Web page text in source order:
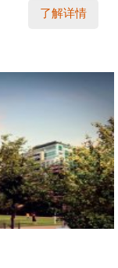
了解详情